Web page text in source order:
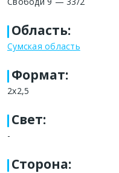
Область:
Сумская область
Формат:
2x2,5
Свет:
-
Сторона: